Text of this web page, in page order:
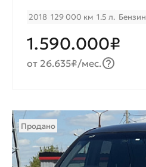
2018 129 000 км 1.5 л. Бензин
1.590.000₽
от 26.635₽/мес.
Продано